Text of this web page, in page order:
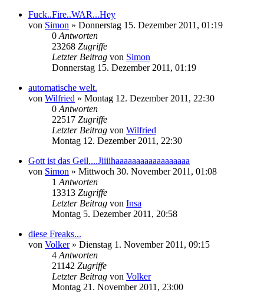
Fuck..Fire..WAR...Hey
von Simon » Donnerstag 15. Dezember 2011, 01:19
0 Antworten
23268 Zugriffe
Letzter Beitrag von Simon
Donnerstag 15. Dezember 2011, 01:19
automatische welt.
von Wilfried » Montag 12. Dezember 2011, 22:30
0 Antworten
22517 Zugriffe
Letzter Beitrag von Wilfried
Montag 12. Dezember 2011, 22:30
Gott ist das Geil....Jiiiihaaaaaaaaaaaaaaaaaa
von Simon » Mittwoch 30. November 2011, 01:08
1 Antworten
13313 Zugriffe
Letzter Beitrag von Insa
Montag 5. Dezember 2011, 20:58
diese Freaks...
von Volker» Dienstag 1. November 2011, 09:15
4 Antworten
21142 Zugriffe
Letzter Beitrag von Volker
Montag 21. November 2011, 23:00